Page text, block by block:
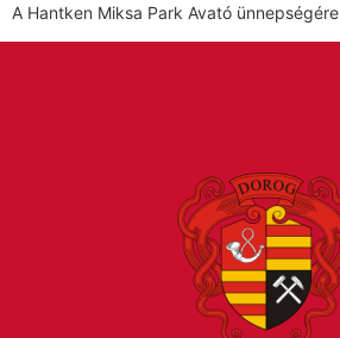
A Hantken Miksa Park Avató ünnepségére